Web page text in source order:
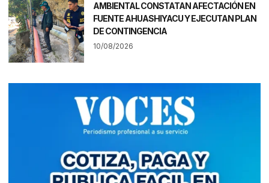
AMBIENTAL CONSTATAN AFECTACIÓN EN
FUENTE AHUASHIYACU Y EJECUTAN PLAN
DE CONTINGENCIA
10/08/2026